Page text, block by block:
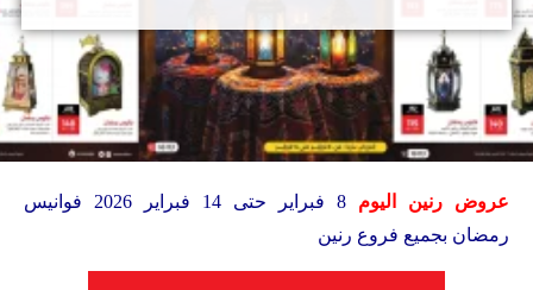
عروض رنين اليوم
8 فبراير حتى 14 فبراير 2026 فوانيس
رمضان بجميع فروع رنين